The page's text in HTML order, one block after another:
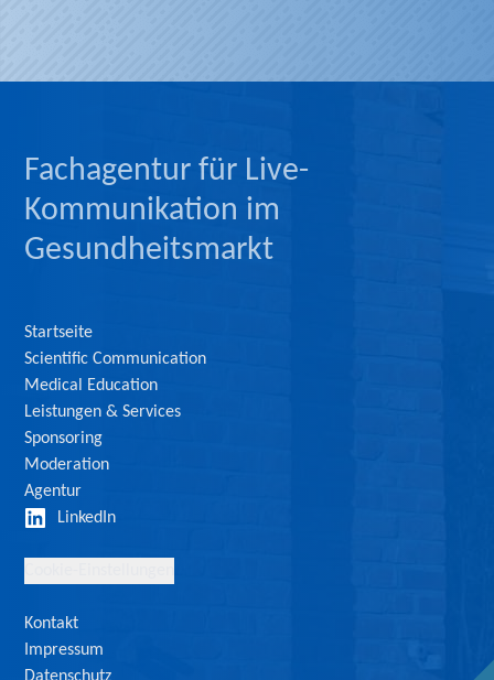
Fachagentur für Live-
Kommunikation im
Gesundheitsmarkt
Startseite
Scientific Communication
Medical Education
Leistungen & Services
Sponsoring
Moderation
Agentur
LinkedIn
Kontakt
Impressum
Datenschutz